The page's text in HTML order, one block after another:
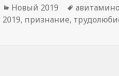
Рубрики
Новый 2019 Метки
2019, признание,